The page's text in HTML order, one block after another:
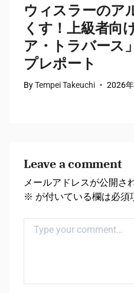
ウィスラーのア
くす！上級者向
ア・トラバース
プレポート
ByTempei Takeuchi 2026
Leave a comment
メールアドレスが公開さ
※ が付いている欄は必須
Comment